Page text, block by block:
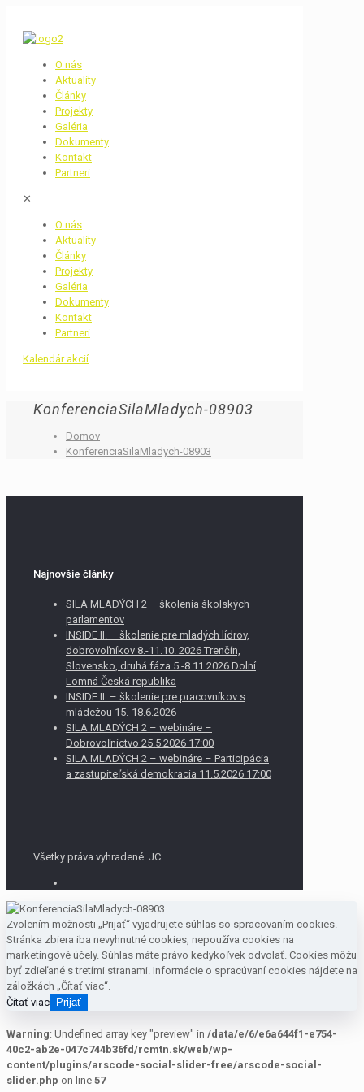
O nás
Aktuality
Články
Projekty
Galéria
Dokumenty
Kontakt
Partneri
✕
O nás
Aktuality
Články
Projekty
Galéria
Dokumenty
Kontakt
Partneri
Kalendár akcií
KonferenciaSilaMladych-08903
Domov
KonferenciaSilaMladych-08903
Najnovšie články
SILA MLADÝCH 2 – školenia školských
parlamentov
INSIDE II. – školenie pre mladých lídrov,
dobrovoľníkov 8.-11.10. 2026 Trenčín,
Slovensko, druhá fáza 5.-8.11.2026 Dolní
Lomná Česká republika
INSIDE II. – školenie pre pracovníkov s
mládežou 15.-18.6.2026
SILA MLADÝCH 2 – webináre –
Dobrovoľníctvo 25.5.2026 17:00
SILA MLADÝCH 2 – webináre – Participácia
a zastupiteľská demokracia 11.5.2026 17:00
Všetky práva vyhradené. JC
Zvolením možnosti „Prijať“ vyjadrujete súhlas so spracovaním cookies.
Stránka zbiera iba nevyhnutné cookies, nepoužíva cookies na
marketingové účely. Súhlas máte právo kedykoľvek odvolať. Cookies môžu
byť zdieľané s tretími stranami. Informácie o spracúvaní cookies nájdete na
záložkách „Čítať viac“.
Čítať viac Prijať
Warning: Undefined array key "preview" in /data/e/6/e6a644f1-e754-
40c2-ab2e-047c744b36fd/rcmtn.sk/web/wp-
content/plugins/arscode-social-slider-free/arscode-social-
slider.php on line 57